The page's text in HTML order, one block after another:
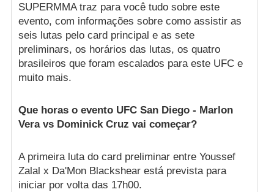
SUPERMMA traz para você tudo sobre este
evento, com informações sobre como assistir as
seis lutas pelo card principal e as sete
preliminars, os horários das lutas, os quatro
brasileiros que foram escalados para este UFC e
muito mais.
Que horas o evento UFC San Diego - Marlon
Vera vs Dominick Cruz vai começar?
A primeira luta do card preliminar entre Youssef
Zalal x Da'Mon Blackshear está prevista para
iniciar por volta das 17h00.